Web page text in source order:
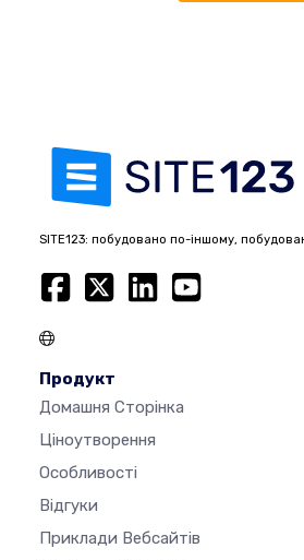
SITE123: побудовано по-іншому,
Продукт
Домашня Сторінка
Ціноутворення
Особливості
Відгуки
Приклади Вебсайтів